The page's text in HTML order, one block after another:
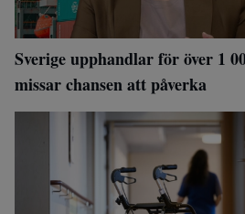
Sverige upphandlar för över 1
missar chansen att påverka